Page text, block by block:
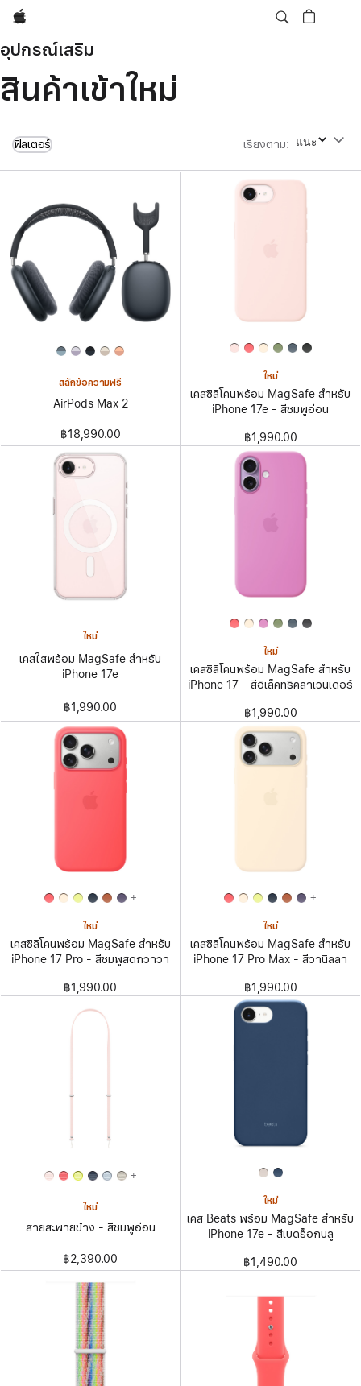
Apple
อุปกรณ์เสริม
สินค้าเข้าใหม่
ฟิลเตอร์ เรียงตาม: เรียงตาม
สลักข้อความฟรี
AirPods Max 2
฿18,990.00
ใหม่
เคสซิลิโคนพร้อม MagSafe สำหรับ
iPhone 17e - สีชมพูอ่อน
฿1,990.00
ใหม่
เคสใสพร้อม MagSafe สำหรับ
iPhone 17e
฿1,990.00
ใหม่
เคสซิลิโคนพร้อม MagSafe สำหรับ
iPhone 17 - สีอิเล็คทริคลาเวนเดอร์
฿1,990.00
+
ใหม่
เคสซิลิโคนพร้อม MagSafe สำหรับ
iPhone 17 Pro - สีชมพูสดกวาวา
฿1,990.00
+
ใหม่
เคสซิลิโคนพร้อม MagSafe สำหรับ
iPhone 17 Pro Max - สีวานิลลา
฿1,990.00
+
ใหม่
สายสะพายข้าง - สีชมพูอ่อน
฿2,390.00
ใหม่
เคส Beats พร้อม MagSafe สำหรับ
iPhone 17e - สีเบดร็อกบลู
฿1,490.00